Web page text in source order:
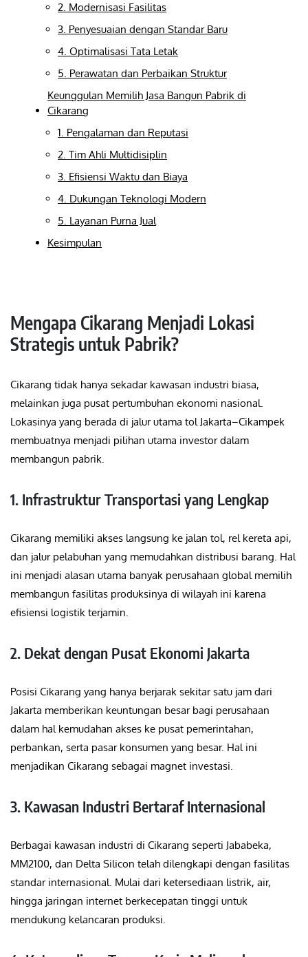
2. Modernisasi Fasilitas
3. Penyesuaian dengan Standar Baru
4. Optimalisasi Tata Letak
5. Perawatan dan Perbaikan Struktur
Keunggulan Memilih Jasa Bangun Pabrik di
Cikarang
1. Pengalaman dan Reputasi
2. Tim Ahli Multidisiplin
3. Efisiensi Waktu dan Biaya
4. Dukungan Teknologi Modern
5. Layanan Purna Jual
Kesimpulan
Mengapa Cikarang Menjadi Lokasi
Strategis untuk Pabrik?
Cikarang tidak hanya sekadar kawasan industri biasa,
melainkan juga pusat pertumbuhan ekonomi nasional.
Lokasinya yang berada di jalur utama tol Jakarta–Cikampek
membuatnya menjadi pilihan utama investor dalam
membangun pabrik.
1. Infrastruktur Transportasi yang Lengkap
Cikarang memiliki akses langsung ke jalan tol, rel kereta api,
dan jalur pelabuhan yang memudahkan distribusi barang. Hal
ini menjadi alasan utama banyak perusahaan global memilih
membangun fasilitas produksinya di wilayah ini karena
efisiensi logistik terjamin.
2. Dekat dengan Pusat Ekonomi Jakarta
Posisi Cikarang yang hanya berjarak sekitar satu jam dari
Jakarta memberikan keuntungan besar bagi perusahaan
dalam hal kemudahan akses ke pusat pemerintahan,
perbankan, serta pasar konsumen yang besar. Hal ini
menjadikan Cikarang sebagai magnet investasi.
3. Kawasan Industri Bertaraf Internasional
Berbagai kawasan industri di Cikarang seperti Jababeka,
MM2100, dan Delta Silicon telah dilengkapi dengan fasilitas
standar internasional. Mulai dari ketersediaan listrik, air,
hingga jaringan internet berkecepatan tinggi untuk
mendukung kelancaran produksi.